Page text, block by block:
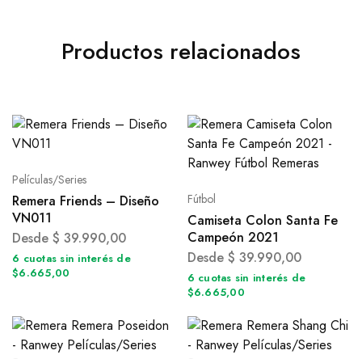
Productos relacionados
Películas/Series
Remera Friends – Diseño
VN011
Desde $ 39.990,00
6 cuotas sin interés de
$6.665,00
Fútbol
Camiseta Colon Santa Fe
Campeón 2021
Desde $ 39.990,00
6 cuotas sin interés de
$6.665,00